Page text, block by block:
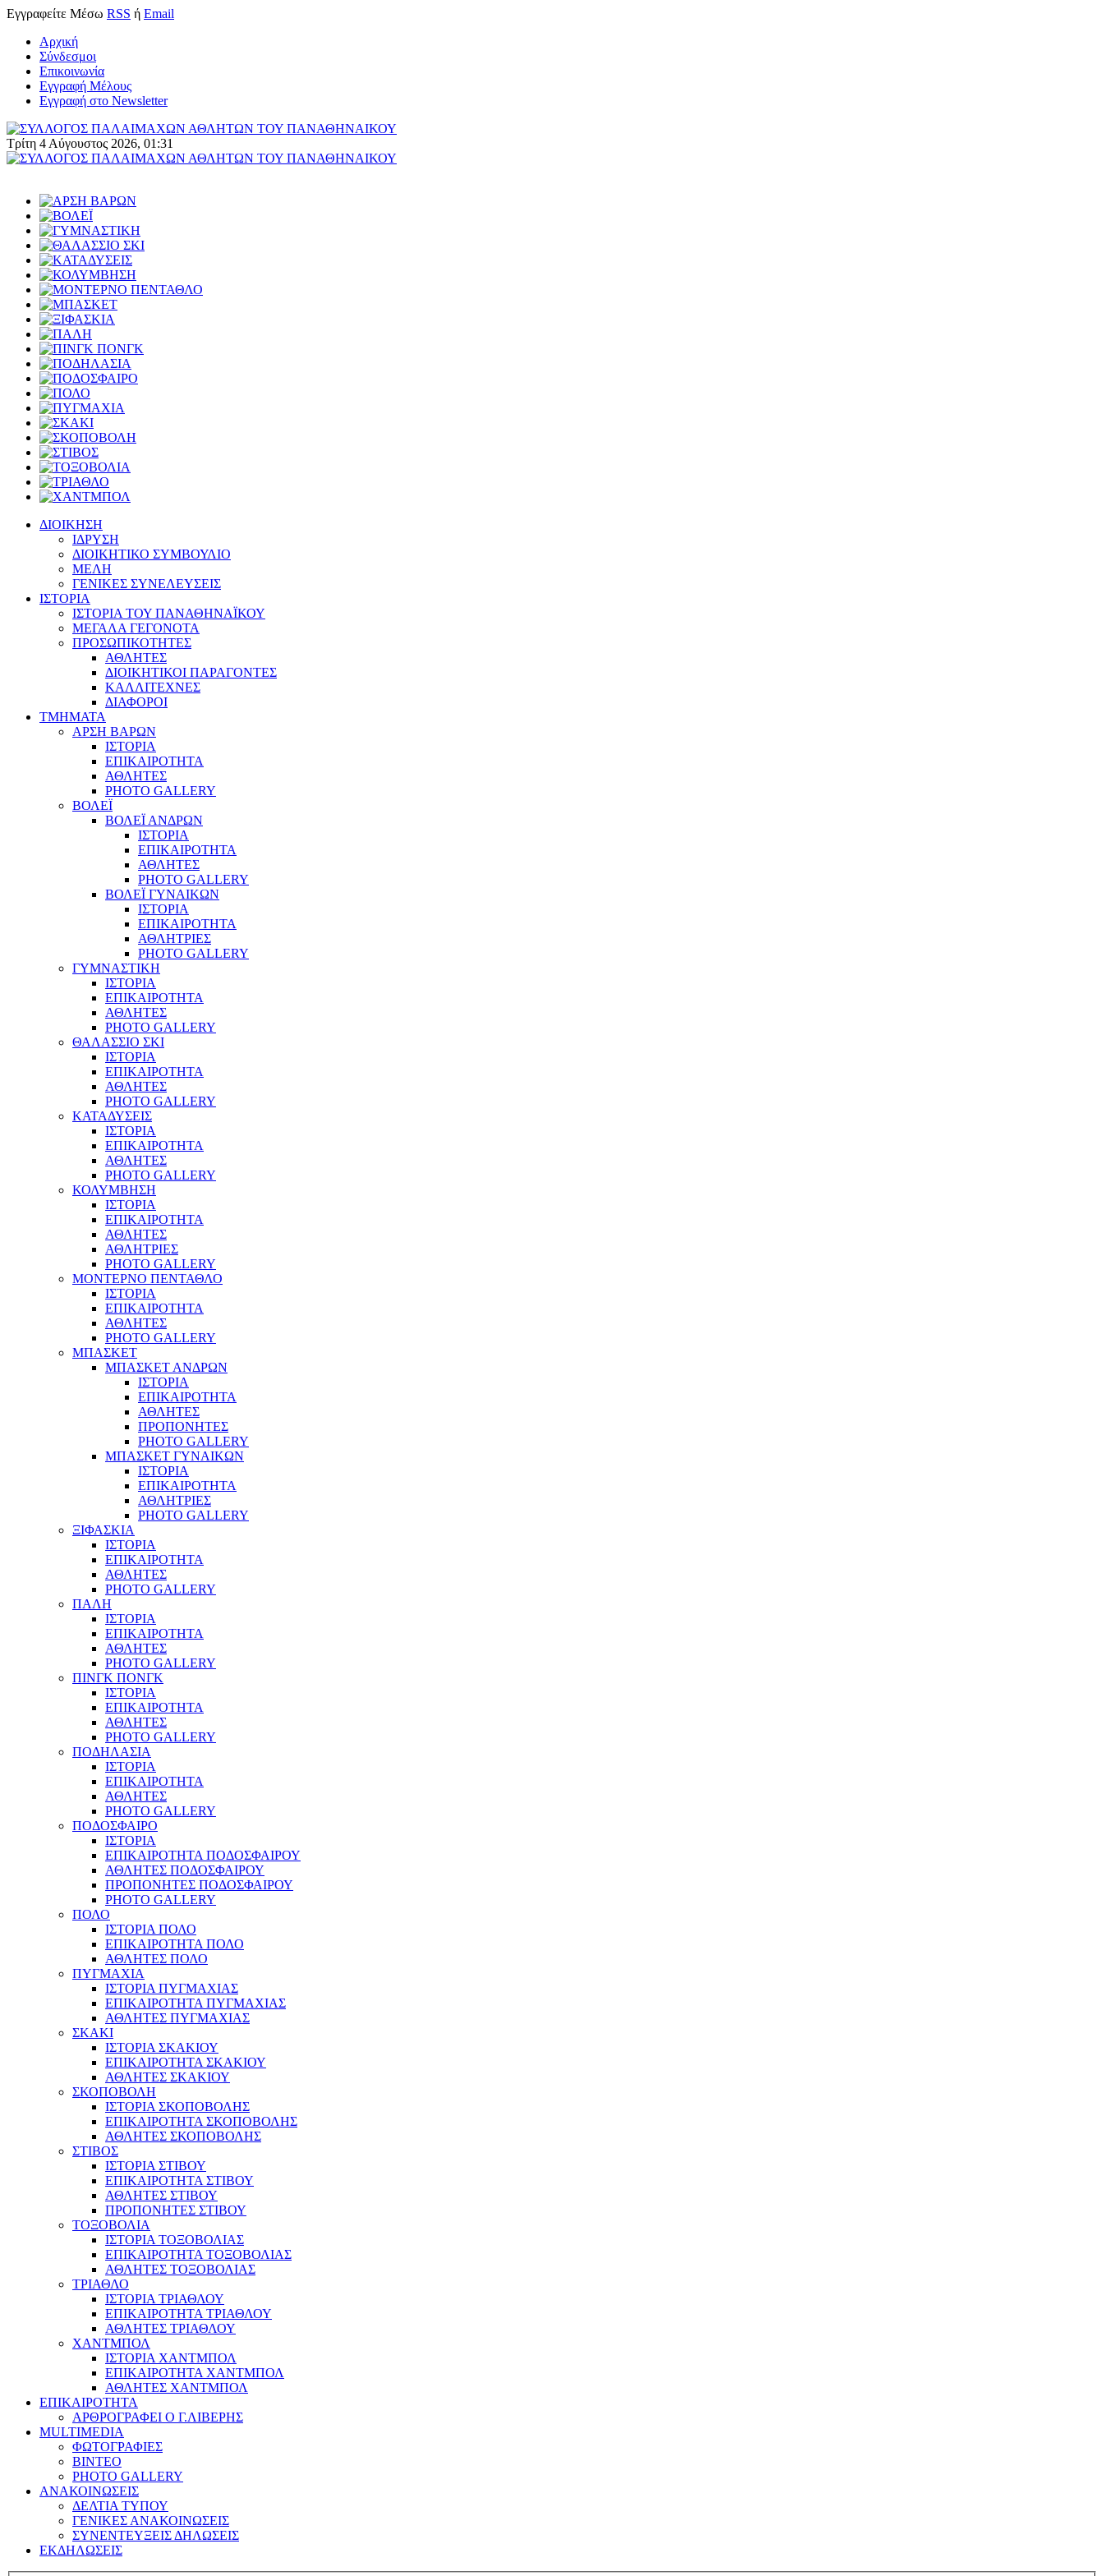
Εγγραφείτε Μέσω RSS ή Email
Αρχική
Σύνδεσμοι
Επικοινωνία
Εγγραφή Μέλους
Εγγραφή στο Newsletter
Τρίτη 4 Αύγουστος 2026, 01:31
ΔΙΟΙΚΗΣΗ
ΙΔΡΥΣΗ
ΔΙΟΙΚΗΤΙΚΟ ΣΥΜΒΟΥΛΙΟ
ΜΕΛΗ
ΓΕΝΙΚΕΣ ΣΥΝΕΛΕΥΣΕΙΣ
ΙΣΤΟΡΙΑ
ΙΣΤΟΡΙΑ ΤΟΥ ΠΑΝΑΘΗΝΑΪΚΟΥ
ΜΕΓΑΛΑ ΓΕΓΟΝΟΤΑ
ΠΡΟΣΩΠΙΚΟΤΗΤΕΣ
ΑΘΛΗΤΕΣ
ΔΙΟΙΚΗΤΙΚΟΙ ΠΑΡΑΓΟΝΤΕΣ
ΚΑΛΛΙΤΕΧΝΕΣ
ΔΙΑΦΟΡΟΙ
ΤΜΗΜΑΤΑ
ΑΡΣΗ ΒΑΡΩΝ
ΙΣΤΟΡΙΑ
ΕΠΙΚΑΙΡΟΤΗΤΑ
ΑΘΛΗΤΕΣ
PHOTO GALLERY
ΒΟΛΕΪ
ΒΟΛΕΪ ΑΝΔΡΩΝ
ΙΣΤΟΡΙΑ
ΕΠΙΚΑΙΡΟΤΗΤΑ
ΑΘΛΗΤΕΣ
PHOTO GALLERY
ΒΟΛΕΪ ΓΥΝΑΙΚΩΝ
ΙΣΤΟΡΙΑ
ΕΠΙΚΑΙΡΟΤΗΤΑ
ΑΘΛΗΤΡΙΕΣ
PHOTO GALLERY
ΓΥΜΝΑΣΤΙΚΗ
ΙΣΤΟΡΙΑ
ΕΠΙΚΑΙΡΟΤΗΤΑ
ΑΘΛΗΤΕΣ
PHOTO GALLERY
ΘΑΛΑΣΣΙΟ ΣΚΙ
ΙΣΤΟΡΙΑ
ΕΠΙΚΑΙΡΟΤΗΤΑ
ΑΘΛΗΤΕΣ
PHOTO GALLERY
ΚΑΤΑΔΥΣΕΙΣ
ΙΣΤΟΡΙΑ
ΕΠΙΚΑΙΡΟΤΗΤΑ
ΑΘΛΗΤΕΣ
PHOTO GALLERY
ΚΟΛΥΜΒΗΣΗ
ΙΣΤΟΡΙΑ
ΕΠΙΚΑΙΡΟΤΗΤΑ
ΑΘΛΗΤΕΣ
ΑΘΛΗΤΡΙΕΣ
PHOTO GALLERY
ΜΟΝΤΕΡΝΟ ΠΕΝΤΑΘΛΟ
ΙΣΤΟΡΙΑ
ΕΠΙΚΑΙΡΟΤΗΤΑ
ΑΘΛΗΤΕΣ
PHOTO GALLERY
ΜΠΑΣΚΕΤ
ΜΠΑΣΚΕΤ ΑΝΔΡΩΝ
ΙΣΤΟΡΙΑ
ΕΠΙΚΑΙΡΟΤΗΤΑ
ΑΘΛΗΤΕΣ
ΠΡΟΠΟΝΗΤΕΣ
PHOTO GALLERY
ΜΠΑΣΚΕΤ ΓΥΝΑΙΚΩΝ
ΙΣΤΟΡΙΑ
ΕΠΙΚΑΙΡΟΤΗΤΑ
ΑΘΛΗΤΡΙΕΣ
PHOTO GALLERY
ΞΙΦΑΣΚΙΑ
ΙΣΤΟΡΙΑ
ΕΠΙΚΑΙΡΟΤΗΤΑ
ΑΘΛΗΤΕΣ
PHOTO GALLERY
ΠΑΛΗ
ΙΣΤΟΡΙΑ
ΕΠΙΚΑΙΡΟΤΗΤΑ
ΑΘΛΗΤΕΣ
PHOTO GALLERY
ΠΙΝΓΚ ΠΟΝΓΚ
ΙΣΤΟΡΙΑ
ΕΠΙΚΑΙΡΟΤΗΤΑ
ΑΘΛΗΤΕΣ
PHOTO GALLERY
ΠΟΔΗΛΑΣΙΑ
ΙΣΤΟΡΙΑ
ΕΠΙΚΑΙΡΟΤΗΤΑ
ΑΘΛΗΤΕΣ
PHOTO GALLERY
ΠΟΔΟΣΦΑΙΡΟ
ΙΣΤΟΡΙΑ
ΕΠΙΚΑΙΡΟΤΗΤΑ ΠΟΔΟΣΦΑΙΡΟΥ
ΑΘΛΗΤΕΣ ΠΟΔΟΣΦΑΙΡΟΥ
ΠΡΟΠΟΝΗΤΕΣ ΠΟΔΟΣΦΑΙΡΟΥ
PHOTO GALLERY
ΠΟΛΟ
ΙΣΤΟΡΙΑ ΠΟΛΟ
ΕΠΙΚΑΙΡΟΤΗΤΑ ΠΟΛΟ
ΑΘΛΗΤΕΣ ΠΟΛΟ
ΠΥΓΜΑΧΙΑ
ΙΣΤΟΡΙΑ ΠΥΓΜΑΧΙΑΣ
ΕΠΙΚΑΙΡΟΤΗΤΑ ΠΥΓΜΑΧΙΑΣ
ΑΘΛΗΤΕΣ ΠΥΓΜΑΧΙΑΣ
ΣΚΑΚΙ
ΙΣΤΟΡΙΑ ΣΚΑΚΙΟΥ
ΕΠΙΚΑΙΡΟΤΗΤΑ ΣΚΑΚΙΟΥ
ΑΘΛΗΤΕΣ ΣΚΑΚΙΟΥ
ΣΚΟΠΟΒΟΛΗ
ΙΣΤΟΡΙΑ ΣΚΟΠΟΒΟΛΗΣ
ΕΠΙΚΑΙΡΟΤΗΤΑ ΣΚΟΠΟΒΟΛΗΣ
ΑΘΛΗΤΕΣ ΣΚΟΠΟΒΟΛΗΣ
ΣΤΙΒΟΣ
ΙΣΤΟΡΙΑ ΣΤΙΒΟΥ
ΕΠΙΚΑΙΡΟΤΗΤΑ ΣΤΙΒΟΥ
ΑΘΛΗΤΕΣ ΣΤΙΒΟΥ
ΠΡΟΠΟΝΗΤΕΣ ΣΤΙΒΟΥ
ΤΟΞΟΒΟΛΙΑ
ΙΣΤΟΡΙΑ ΤΟΞΟΒΟΛΙΑΣ
ΕΠΙΚΑΙΡΟΤΗΤΑ ΤΟΞΟΒΟΛΙΑΣ
ΑΘΛΗΤΕΣ ΤΟΞΟΒΟΛΙΑΣ
ΤΡΙΑΘΛΟ
ΙΣΤΟΡΙΑ ΤΡΙΑΘΛΟΥ
ΕΠΙΚΑΙΡΟΤΗΤΑ ΤΡΙΑΘΛΟΥ
ΑΘΛΗΤΕΣ ΤΡΙΑΘΛΟΥ
ΧΑΝΤΜΠΟΛ
ΙΣΤΟΡΙΑ ΧΑΝΤΜΠΟΛ
ΕΠΙΚΑΙΡΟΤΗΤΑ ΧΑΝΤΜΠΟΛ
ΑΘΛΗΤΕΣ ΧΑΝΤΜΠΟΛ
ΕΠΙΚΑΙΡΟΤΗΤΑ
ΑΡΘΡΟΓΡΑΦΕΙ Ο Γ.ΛΙΒΕΡΗΣ
MULTIMEDIA
ΦΩΤΟΓΡΑΦΙΕΣ
ΒΙΝΤΕΟ
PHOTO GALLERY
ΑΝΑΚΟΙΝΩΣΕΙΣ
ΔΕΛΤΙΑ ΤΥΠΟΥ
ΓΕΝΙΚΕΣ ΑΝΑΚΟΙΝΩΣΕΙΣ
ΣΥΝΕΝΤΕΥΞΕΙΣ ΔΗΛΩΣΕΙΣ
ΕΚΔΗΛΩΣΕΙΣ